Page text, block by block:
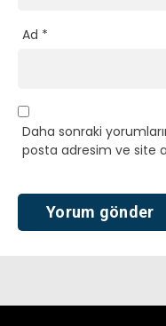
Ad *
Daha sonraki
posta adresim ve site